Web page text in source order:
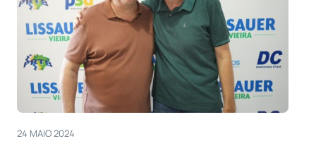
24 MAIO 2024